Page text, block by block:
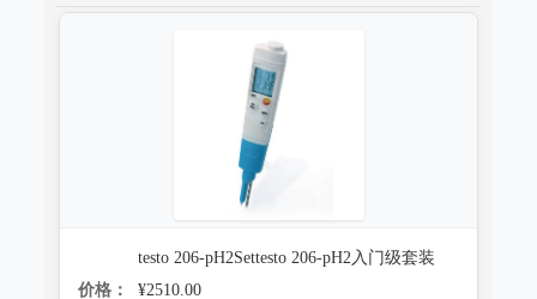
testo 206-pH2Settesto 206-pH2入门级套装
价格：
¥2510.00